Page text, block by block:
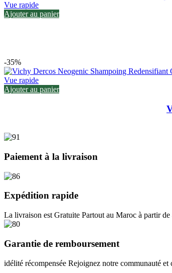
Vue rapide
Ajouter au panier
-35%
Vue rapide
Ajouter au panier
Paiement à la livraison
Expédition rapide
La livraison est Gratuite Partout au Maroc à partir de
Garantie de remboursement
idélité récompensée Rejoignez notre communauté